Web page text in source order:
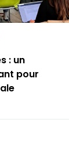
: un
pour